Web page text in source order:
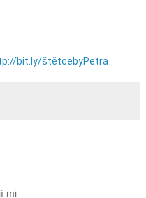
bit.ly/štětcebyPetra
mi